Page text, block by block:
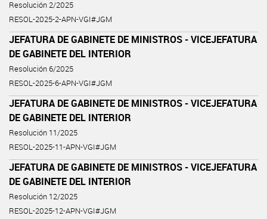
Resolución 2/2025
RESOL-2025-2-APN-VGI#JGM
JEFATURA DE GABINETE DE MINISTROS - VICEJEFATURA
DE GABINETE DEL INTERIOR
Resolución 6/2025
RESOL-2025-6-APN-VGI#JGM
JEFATURA DE GABINETE DE MINISTROS - VICEJEFATURA
DE GABINETE DEL INTERIOR
Resolución 11/2025
RESOL-2025-11-APN-VGI#JGM
JEFATURA DE GABINETE DE MINISTROS - VICEJEFATURA
DE GABINETE DEL INTERIOR
Resolución 12/2025
RESOL-2025-12-APN-VGI#JGM